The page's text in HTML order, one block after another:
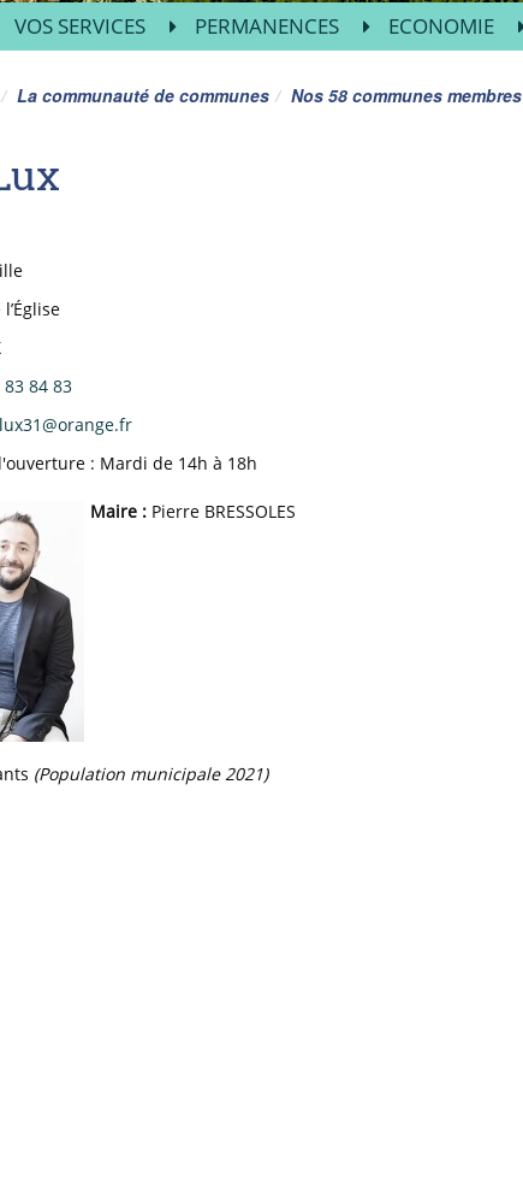
VOS SERVICES PERMANENCES ECONOMIE
La communauté de communes Nos 58 communes membres
84 83
@orange.fr
: Mardi de 14h à 18h
Maire :Pierre BRESSOLES
(Population municipale 2021)